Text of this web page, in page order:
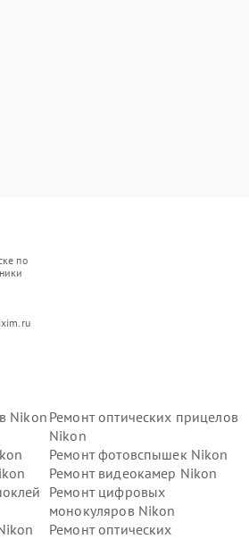
по
Nikon Ремонт оптических прицелов
Nikon
Ремонт фотовспышек Nikon
Ремонт видеокамер Nikon
Ремонт цифровых
монокуляров Nikon
Ремонт оптических